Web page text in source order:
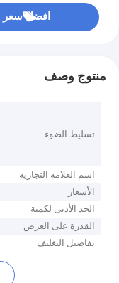
افضل سعر
منتوج وصف
تسليط الضوء
اسم العلامة التجارية
الأسعار
الحد الأدنى لكمية
القدرة على العرض
تفاصيل التغليف